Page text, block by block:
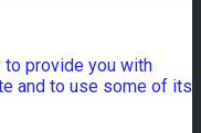
provide you with
and to use some of its